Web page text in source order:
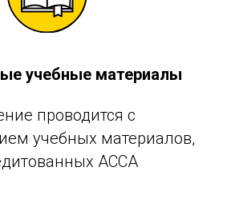
учебные материалы
проводится с
учебных материалов,
АССА